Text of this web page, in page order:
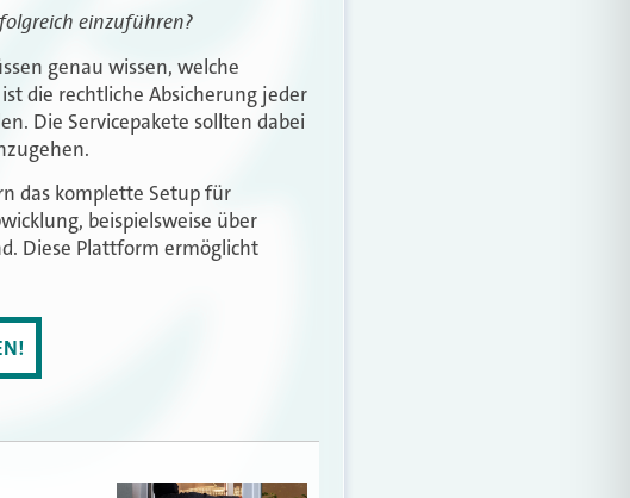
einzuführen?
genau wissen, welche
die rechtliche Absicherung jeder
Die Servicepakete sollten dabei
das komplette Setup für
beispielsweise über
Diese Plattform ermöglicht